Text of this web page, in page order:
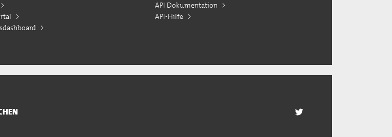
API Dokumentation
API-Hilfe